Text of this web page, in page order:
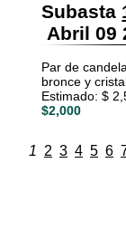
Subasta
Abril 09
Par de
bronce y
Estimado: $
$2,000
1 2 3 4 5 6